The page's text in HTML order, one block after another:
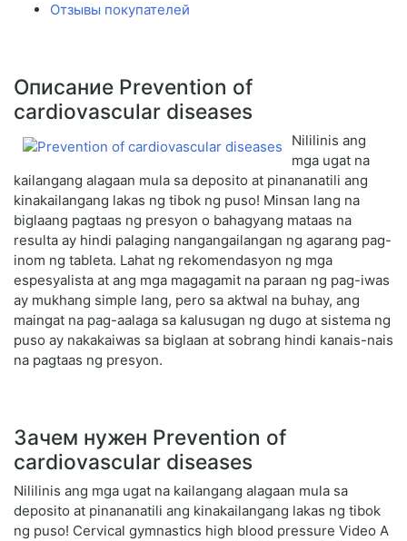
Отзывы покупателей
Описание Prevention of
cardiovascular diseases
Nililinis ang
mga ugat na
kailangang alagaan mula sa deposito at pinananatili ang
kinakailangang lakas ng tibok ng puso! Minsan lang na
biglaang pagtaas ng presyon o bahagyang mataas na
resulta ay hindi palaging nangangailangan ng agarang pag-
inom ng tableta. Lahat ng rekomendasyon ng mga
espesyalista at ang mga magagamit na paraan ng pag-iwas
ay mukhang simple lang, pero sa aktwal na buhay, ang
maingat na pag-aalaga sa kalusugan ng dugo at sistema ng
puso ay nakakaiwas sa biglaan at sobrang hindi kanais-nais
na pagtaas ng presyon.
Зачем нужен Prevention of
cardiovascular diseases
Nililinis ang mga ugat na kailangang alagaan mula sa
deposito at pinananatili ang kinakailangang lakas ng tibok
ng puso! Cervical gymnastics high blood pressure Video A